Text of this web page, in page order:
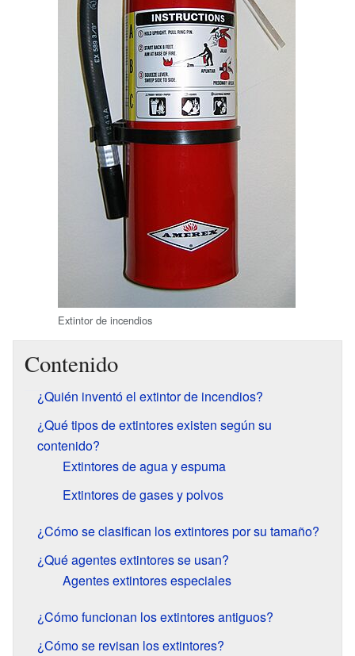
Extintor de incendios
Contenido
¿Quién inventó el extintor de incendios?
¿Qué tipos de extintores existen según su
contenido?
Extintores de agua y espuma
Extintores de gases y polvos
¿Cómo se clasifican los extintores por su tamaño?
¿Qué agentes extintores se usan?
Agentes extintores especiales
¿Cómo funcionan los extintores antiguos?
¿Cómo se revisan los extintores?